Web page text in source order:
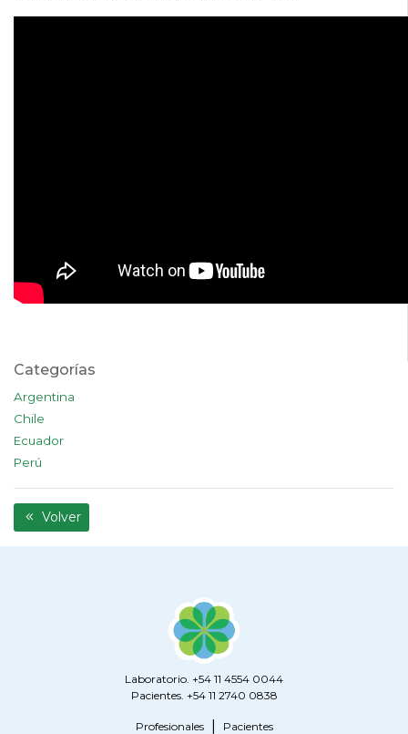
Categorías
Argentina
Chile
Ecuador
Perú
Volver
Laboratorio. +54 11 4554 0044
Pacientes. +54 11 2740 0838
Profesionales Pacientes